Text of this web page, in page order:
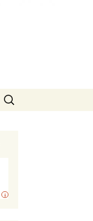
Suche
nach:
i